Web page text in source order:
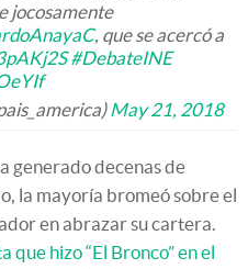
jocosamente
, que se acercó a
#DebateINE
May 21, 2018
generado decenas de
la mayoría bromeó sobre el
en abrazar su cartera.
que hizo “El Bronco” en el